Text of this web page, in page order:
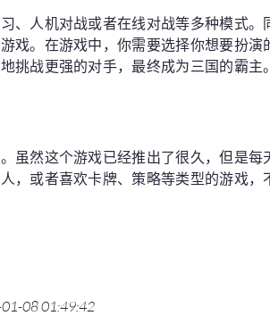
、人机对战或者在线对战等多种模式。
戏。在游戏中，你需要选择你想要扮演
挑战更强的对手，最终成为三国的霸主。
虽然这个游戏已经推出了很久，但是每
，或者喜欢卡牌、策略等类型的游戏，
08 01:49:42